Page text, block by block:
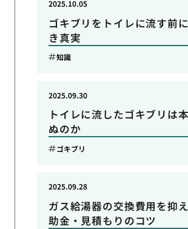
ゴキブリをトイレに流す前
き真実
2025.10.05
知識
トイレに流したゴキブリは
ぬのか
2025.09.30
ゴキブリ
ガス給湯器の交換費用を抑
助金・見積もりのコツ
2025.09.28